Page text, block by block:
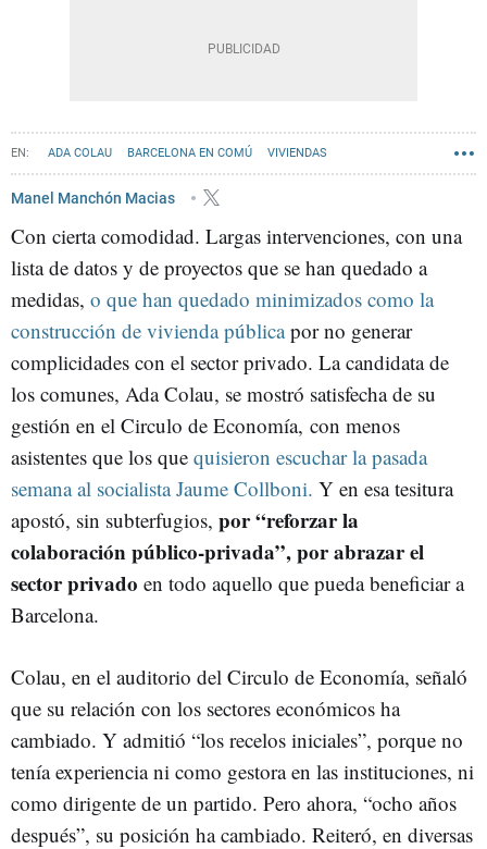
ADA COLAU BARCELONA EN COMÚ VIVIENDAS
Manel Manchón Macias
Con cierta comodidad. Largas intervenciones, con una
lista de datos y de proyectos que se han quedado a
medidas, o que han quedado minimizados como la
construcción de vivienda públicapor no generar
complicidades con el sector privado. La candidata de
los comunes, Ada Colau, se mostró satisfecha de su
gestión en el Circulo de Economía, con menos
asistentes que los que quisieron escuchar la pasada
semana al socialista Jaume Collboni. Y en esa tesitura
apostó, sin subterfugios, por “reforzar la
colaboración público-privada”, por abrazar el
sector privado en todo aquello que pueda beneficiar a
Barcelona.
Colau, en el auditorio del Circulo de Economía, señaló
que su relación con los sectores económicos ha
cambiado. Y admitió “los recelos iniciales”, porque no
tenía experiencia ni como gestora en las instituciones, ni
como dirigente de un partido. Pero ahora, “ocho años
después”, su posición ha cambiado. Reiteró, en diversas